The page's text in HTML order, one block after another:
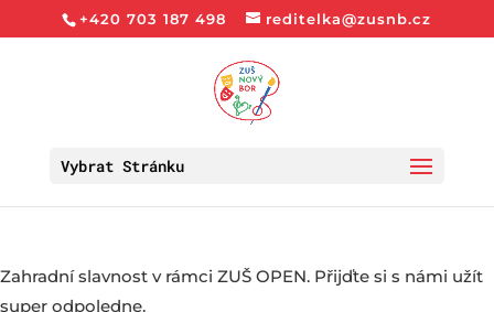
+420 703 187 498 reditelka@zusnb.cz
Vybrat Stránku
Zahradní slavnost v rámci ZUŠ OPEN. Přijďte si s námi užít
super odpoledne.